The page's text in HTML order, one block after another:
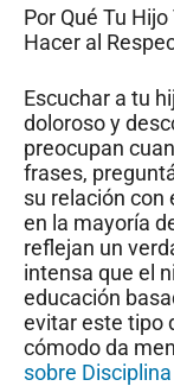
Por Qué Tu
Hacer al
Escuchar a tu
doloroso y
preocupan
frases,
su relación con
en la mayoría
reflejan un
intensa que el
educación
evitar este tipo
cómodo da
sobre